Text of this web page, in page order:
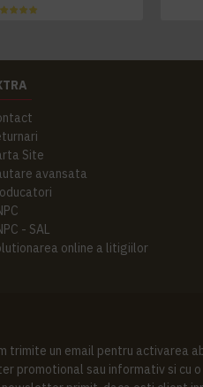
Site
avansata
- SAL
online a litigiilor
un email pentru activarea
promotional sau informativ si cu